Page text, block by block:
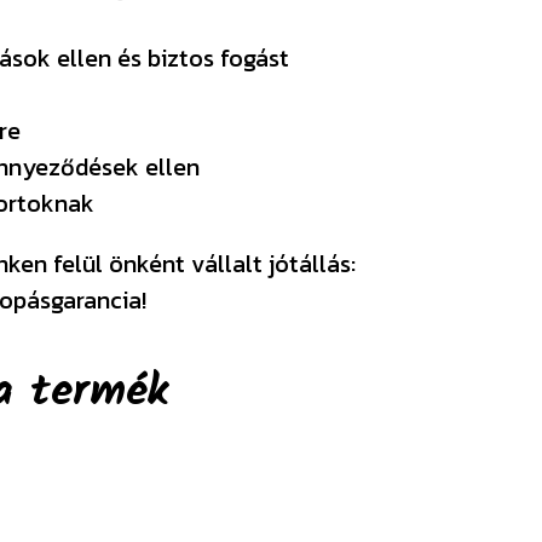
ellen és biztos fogást
ellen
felül önként vállalt jótállás:
termék